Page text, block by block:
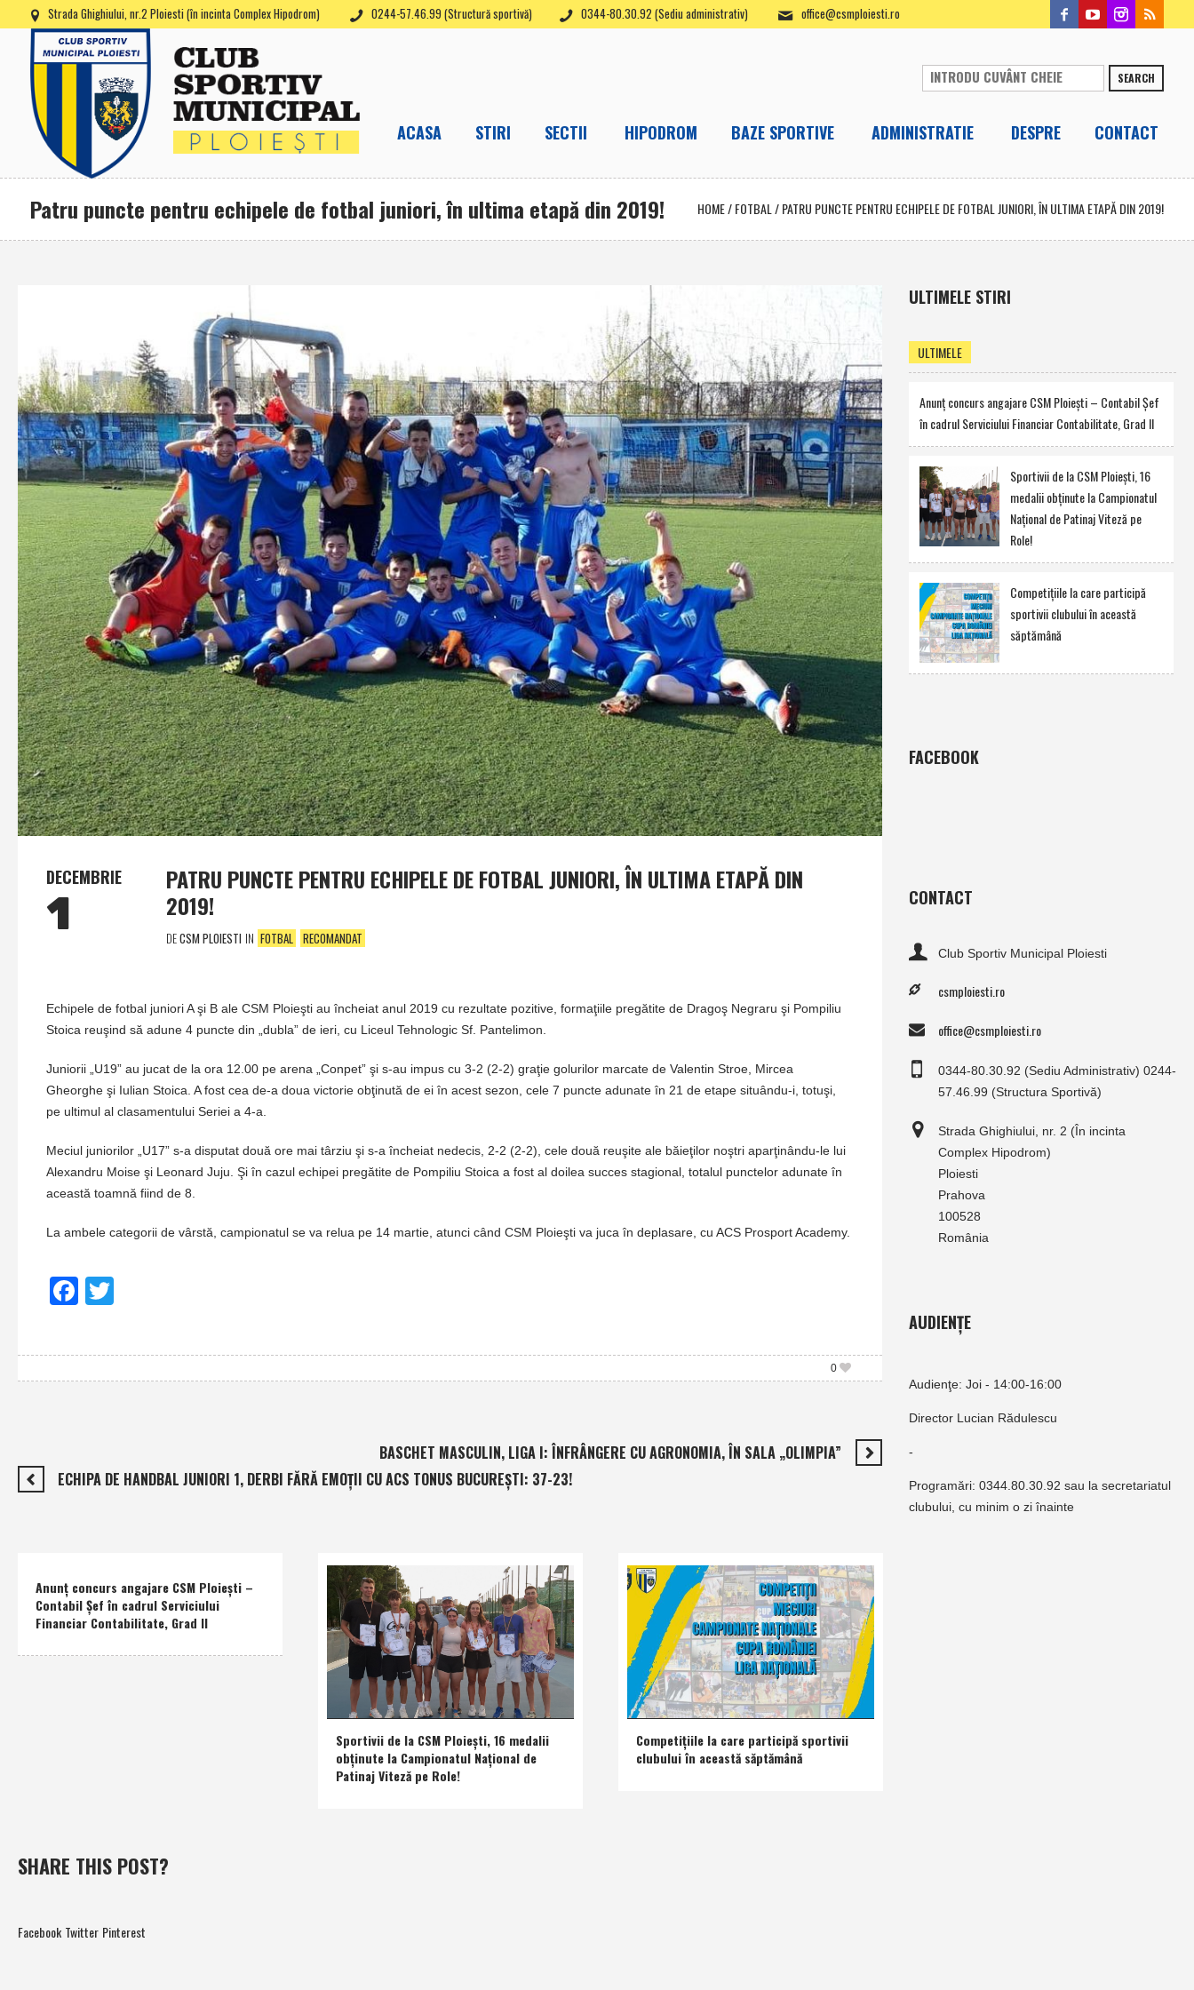
Strada Ghighiului, nr.2 Ploiesti (în incinta Complex Hipodrom) 0244-57.46.99 (Structură sportivă) 0344-80.30.92 (Sediu administrativ) office@csmploiesti.ro
SEARCH
ACASA STIRI SECTII HIPODROM BAZE SPORTIVE ADMINISTRATIE DESPRE CONTACT
Patru puncte pentru echipele de fotbal juniori, în ultima etapă din 2019! HOME/FOTBAL /PATRU PUNCTE PENTRU ECHIPELE DE FOTBAL JUNIORI, ÎN ULTIMA ETAPĂ DIN 2019!
DECEMBRIE
1
PATRU PUNCTE PENTRU ECHIPELE DE FOTBAL JUNIORI, ÎN ULTIMA ETAPĂ DIN
2019!
DECSM PLOIESTI IN FOTBAL RECOMANDAT
Echipele de fotbal juniori A şi B ale CSM Ploieşti au încheiat anul 2019 cu rezultate pozitive, formaţiile pregătite de Dragoş Negraru şi Pompiliu
Stoica reuşind să adune 4 puncte din „dubla” de ieri, cu Liceul Tehnologic Sf. Pantelimon.
Juniorii „U19” au jucat de la ora 12.00 pe arena „Conpet” şi s-au impus cu 3-2 (2-2) graţie golurilor marcate de Valentin Stroe, Mircea
Gheorghe şi Iulian Stoica. A fost cea de-a doua victorie obţinută de ei în acest sezon, cele 7 puncte adunate în 21 de etape situându-i, totuşi,
pe ultimul al clasamentului Seriei a 4-a.
Meciul juniorilor „U17” s-a disputat două ore mai târziu şi s-a încheiat nedecis, 2-2 (2-2), cele două reuşite ale băieţilor noştri aparţinându-le lui
Alexandru Moise şi Leonard Juju. Şi în cazul echipei pregătite de Pompiliu Stoica a fost al doilea succes stagional, totalul punctelor adunate în
această toamnă fiind de 8.
La ambele categorii de vârstă, campionatul se va relua pe 14 martie, atunci când CSM Ploieşti va juca în deplasare, cu ACS Prosport Academy.
Facebook
0
BASCHET MASCULIN, LIGA I: ÎNFRÂNGERE CU AGRONOMIA, ÎN SALA „OLIMPIA”
ECHIPA DE HANDBAL JUNIORI 1, DERBI FĂRĂ EMOŢII CU ACS TONUS BUCUREŞTI: 37-23!
Anunţ concurs angajare CSM Ploieşti –
Contabil Şef în cadrul Serviciului
Financiar Contabilitate, Grad II
Sportivii de la CSM Ploieşti, 16 medalii
obţinute la Campionatul Naţional de
Patinaj Viteză pe Role!
Competiţiile la care participă sportivii
clubului în această săptămână
SHARE THIS POST?
Facebook Twitter Pinterest
ULTIMELE STIRI
ULTIMELE
Anunţ concurs angajare CSM Ploieşti – Contabil Şef
în cadrul Serviciului Financiar Contabilitate, Grad II
Sportivii de la CSM Ploieşti, 16
medalii obţinute la Campionatul
Naţional de Patinaj Viteză pe
Role!
Competiţiile la care participă
sportivii clubului în această
săptămână
FACEBOOK
CONTACT
Club Sportiv Municipal Ploiesti
csmploiesti.ro
office@csmploiesti.ro
0344-80.30.92 (Sediu Administrativ) 0244-
57.46.99 (Structura Sportivă)
Strada Ghighiului, nr. 2 (În incinta
Complex Hipodrom)
Ploiesti
Prahova
100528
România
AUDIENȚE
Audienţe: Joi - 14:00-16:00
Director Lucian Rădulescu
-
Programări: 0344.80.30.92 sau la secretariatul
clubului, cu minim o zi înainte